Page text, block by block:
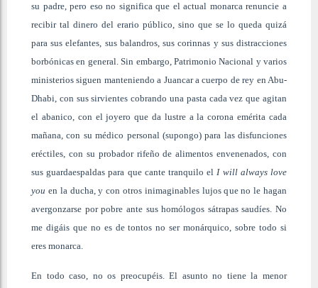
su padre, pero eso no significa que el actual monarca renuncie a
recibir tal dinero del erario público, sino que se lo queda quizá
para sus elefantes, sus balandros, sus corinnas y sus distracciones
borbónicas en general. Sin embargo, Patrimonio Nacional y varios
ministerios siguen manteniendo a Juancar a cuerpo de rey en Abu-
Dhabi, con sus sirvientes cobrando una pasta cada vez que agitan
el abanico, con el joyero que da lustre a la corona emérita cada
mañana, con su médico personal (supongo) para las disfunciones
eréctiles, con su probador rifeño de alimentos envenenados, con
sus guardaespaldas para que cante tranquilo elI will always love
you en la ducha, y con otros inimaginables lujos que no le hagan
avergonzarse por pobre ante sus homólogos sátrapas saudíes. No
me digáis que no es de tontos no ser monárquico, sobre todo si
eres monarca.
En todo caso, no os preocupéis. El asunto no tiene la menor